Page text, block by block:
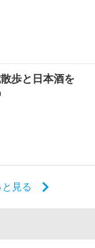
歩と日本酒を
見る